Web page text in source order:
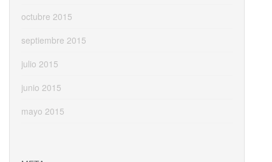
octubre 2015
septiembre 2015
julio 2015
junio 2015
mayo 2015